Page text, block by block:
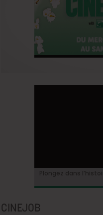
Plongez dans
CINEJOB